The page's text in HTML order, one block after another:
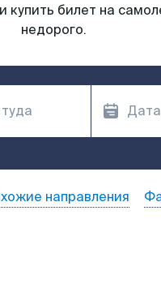
купить билет на
недорого.
направления